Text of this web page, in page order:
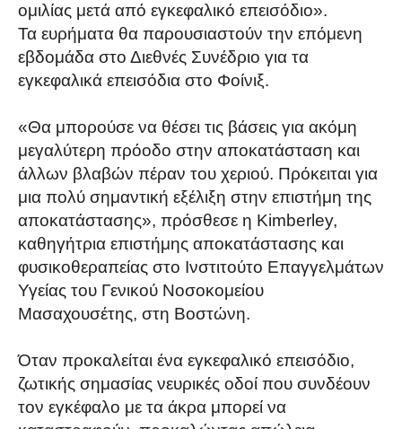
ομιλίας μετά από εγκεφαλικό επεισόδιο».
Τα ευρήματα θα παρουσιαστούν την επόμενη
εβδομάδα στο Διεθνές Συνέδριο για τα
εγκεφαλικά επεισόδια στο Φοίνιξ.
«Θα μπορούσε να θέσει τις βάσεις για ακόμη
μεγαλύτερη πρόοδο στην αποκατάσταση και
άλλων βλαβών πέραν του χεριού. Πρόκειται για
μια πολύ σημαντική εξέλιξη στην επιστήμη της
αποκατάστασης», πρόσθεσε η Kimberley,
καθηγήτρια επιστήμης αποκατάστασης και
φυσικοθεραπείας στο Ινστιτούτο Επαγγελμάτων
Υγείας του Γενικού Νοσοκομείου
Μασαχουσέτης, στη Βοστώνη.
Όταν προκαλείται ένα εγκεφαλικό επεισόδιο,
ζωτικής σημασίας νευρικές οδοί που συνδέουν
τον εγκέφαλο με τα άκρα μπορεί να